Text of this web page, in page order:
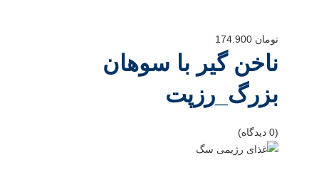
تومان
ناخن گیر با سوهان
بزرگ_رزپت
(0 دیدگاه)